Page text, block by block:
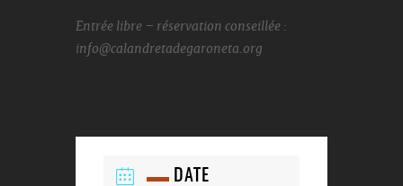
Entrée libre – réservation conseillée :
info@calandretadegaroneta.org
DATE